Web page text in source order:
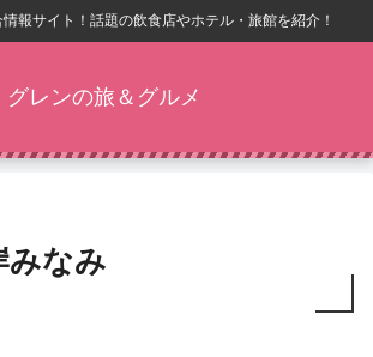
報サイト！話題の飲食店やホテル・旅館を紹介！
グレンの旅＆グルメ
みなみ